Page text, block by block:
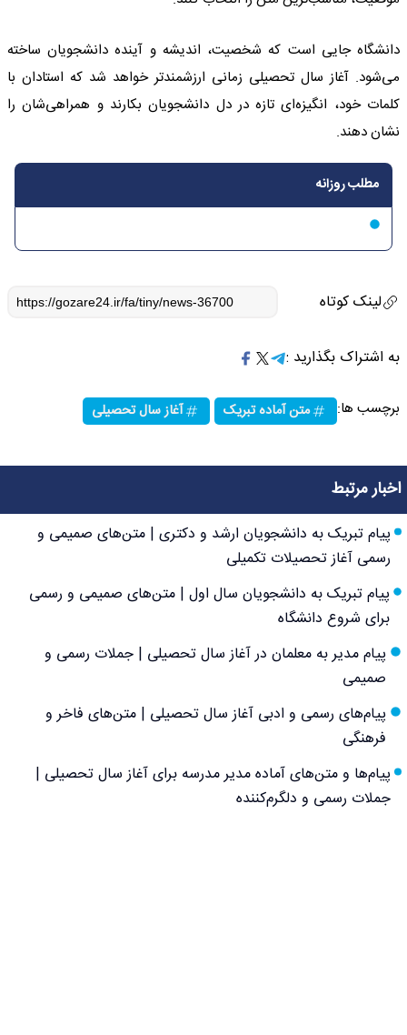
دانشگاه جایی است که شخصیت، اندیشه و آینده دانشجویان ساخته
می‌شود. آغاز سال تحصیلی زمانی ارزشمندتر خواهد شد که استادان با
کلمات خود، انگیزه‌ای تازه در دل دانشجویان بکارند و همراهی‌شان را
نشان دهند.
مطلب روزانه
لینک کوتاه
به اشتراک بگذارید :
برچسب ها: متن آماده تبریک آغاز سال تحصیلی
اخبار مرتبط
پیام تبریک به دانشجویان ارشد و دکتری | متن‌های صمیمی و
رسمی آغاز تحصیلات تکمیلی
پیام تبریک به دانشجویان سال اول | متن‌های صمیمی و رسمی
برای شروع دانشگاه
پیام مدیر به معلمان در آغاز سال تحصیلی | جملات رسمی و
صمیمی
پیام‌های رسمی و ادبی آغاز سال تحصیلی | متن‌های فاخر و
فرهنگی
پیام‌ها و متن‌های آماده مدیر مدرسه برای آغاز سال تحصیلی |
جملات رسمی و دلگرم‌کننده